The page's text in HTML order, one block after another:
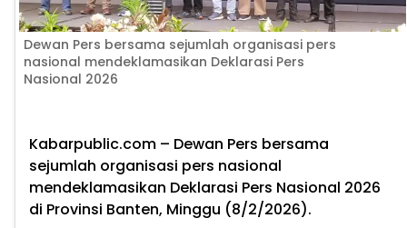
Dewan Pers bersama sejumlah organisasi pers
nasional mendeklamasikan Deklarasi Pers
Nasional 2026
Kabarpublic.com – Dewan Pers bersama
sejumlah organisasi pers nasional
mendeklamasikan Deklarasi Pers Nasional 2026
di Provinsi Banten, Minggu (8/2/2026).